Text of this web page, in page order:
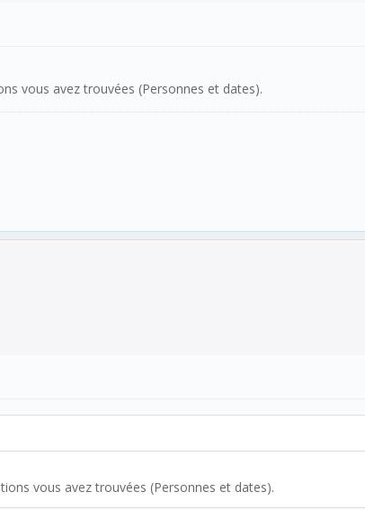
vous avez trouvées (Personnes et dates).
vous avez trouvées (Personnes et dates).